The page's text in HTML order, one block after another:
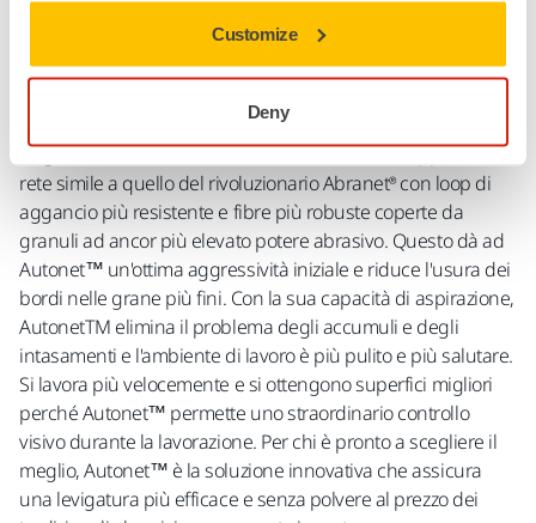
Customize
Deny
Autonet è l’abrasivo che unisce velocità, efficienza ed una
capacità di estrazione della polvere davvero sorprendente.
sanding” Mirka ed è stato sviluppato per le specifiche
esigenze dell'industria automobilistica. Ha un supporto di
rete simile a quello del rivoluzionario Abranet® con loop di
aggancio più resistente e fibre più robuste coperte da
granuli ad ancor più elevato potere abrasivo. Questo dà ad
Autonet™ un'ottima aggressività iniziale e riduce l'usura dei
bordi nelle grane più fini. Con la sua capacità di aspirazione,
AutonetTM elimina il problema degli accumuli e degli
intasamenti e l'ambiente di lavoro è più pulito e più salutare.
Si lavora più velocemente e si ottengono superfici migliori
perché Autonet™ permette uno straordinario controllo
visivo durante la lavorazione. Per chi è pronto a scegliere il
meglio, Autonet™ è la soluzione innovativa che assicura
una levigatura più efficace e senza polvere al prezzo dei